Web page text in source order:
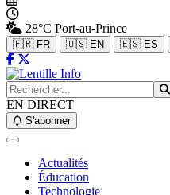
28°C Port-au-Prince
🇫🇷 FR 🇺🇸 EN 🇪🇸 ES
EN DIRECT
S'abonner
Actualités
Éducation
Technologie